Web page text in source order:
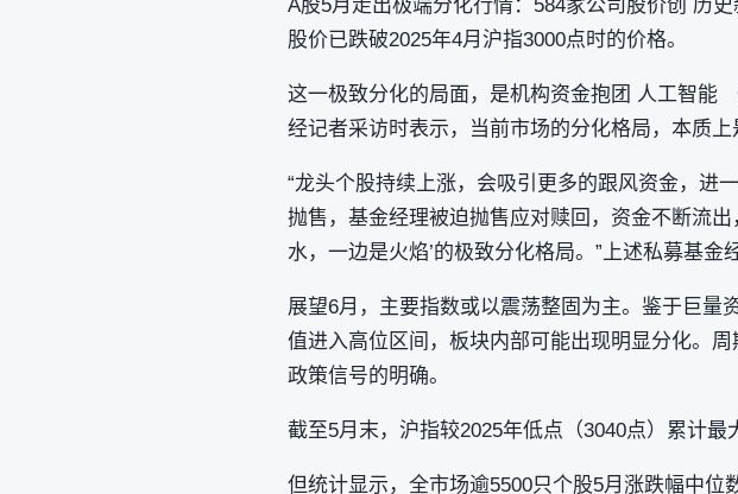
A股5月走出极端分化行情：584家公司股价创 历
股价已跌破2025年4月沪指3000点时的价格。
这一极致分化的局面，是机构资金抱团 人工智能
经记者采访时表示，当前市场的分化格局，本质
“龙头个股持续上涨，会吸引更多的跟风资金，进
抛售，基金经理被迫抛售应对赎回，资金不断流
水，一边是火焰’的极致分化格局。”上述私募基金
展望6月，主要指数或以震荡整固为主。鉴于巨量
值进入高位区间，板块内部可能出现明显分化。
政策信号的明确。
截至5月末，沪指较2025年低点（3040点）累计
但统计显示，全市场逾5500只个股5月涨跌幅中